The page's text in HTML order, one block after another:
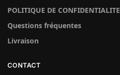
POLITIQUE DE CONFIDENTIALITE
Questions fréquentes
Livraison
CONTACT